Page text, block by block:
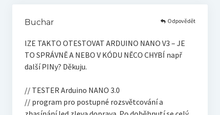
Buchar
lZE TAKTO OTESTOVAT ARDUINO NANO V3 – JE
TO SPRÁVNĚ A NEBO V KÓDU NĚCO CHYBÍ např
další PINy? Děkuju.
// TESTER Arduino NANO 3.0
// program pro postupné rozsvětcování a
Odpovědět